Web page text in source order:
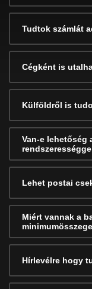
Tudtok számlát
Cégként is
Külföldről is
Van-e lehetőség
Lehet postai
Miért vannak a
Hírlevélre hogy